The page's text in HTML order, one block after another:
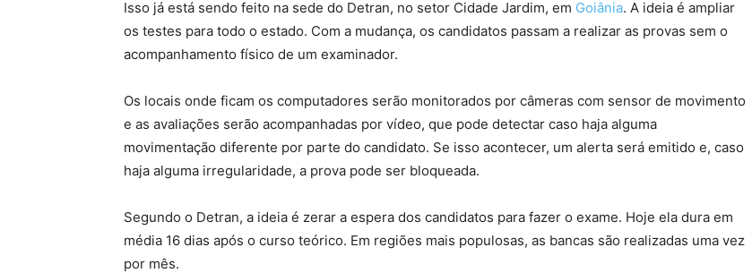
Isso já está sendo feito na sede do Detran, no setor Cidade Jardim, em Goiânia. A ideia é ampliar
os testes para todo o estado. Com a mudança, os candidatos passam a realizar as provas sem o
acompanhamento físico de um examinador.
Os locais onde ficam os computadores serão monitorados por câmeras com sensor de movimento
e as avaliações serão acompanhadas por vídeo, que pode detectar caso haja alguma
movimentação diferente por parte do candidato. Se isso acontecer, um alerta será emitido e, caso
haja alguma irregularidade, a prova pode ser bloqueada.
Segundo o Detran, a ideia é zerar a espera dos candidatos para fazer o exame. Hoje ela dura em
média 16 dias após o curso teórico. Em regiões mais populosas, as bancas são realizadas uma vez
por mês.